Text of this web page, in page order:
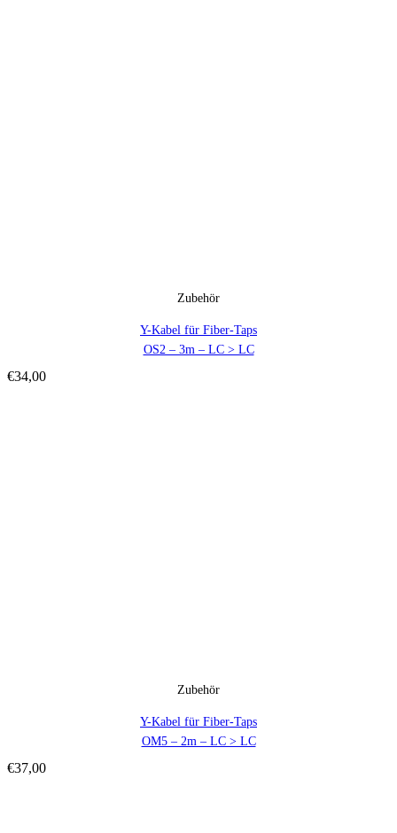
Zubehör
Y-Kabel für Fiber-Taps
OS2 – 3m – LC > LC
€34,00
Zubehör
Y-Kabel für Fiber-Taps
OM5 – 2m – LC > LC
€37,00